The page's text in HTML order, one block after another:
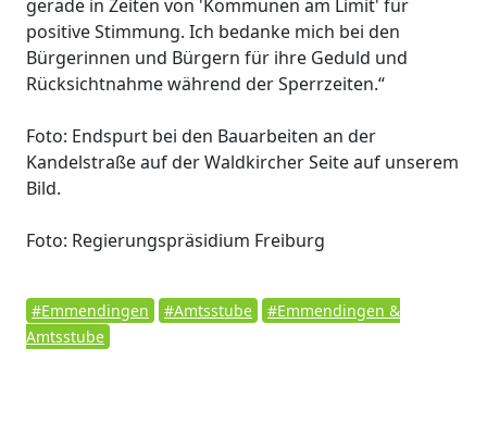
gerade in Zeiten von 'Kommunen am Limit' für
positive Stimmung. Ich bedanke mich bei den
Bürgerinnen und Bürgern für ihre Geduld und
Rücksichtnahme während der Sperrzeiten.“
Foto: Endspurt bei den Bauarbeiten an der
Kandelstraße auf der Waldkircher Seite auf unserem
Bild.
Foto: Regierungspräsidium Freiburg
#Emmendingen #Amtsstube
#Emmendingen &
Amtsstube